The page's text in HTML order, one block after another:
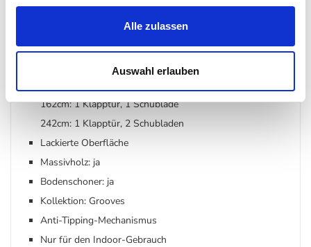
Alle zulassen
Auswahl erlauben
162cm: H 53 x B 162 x T 45 cm / Gewicht 46 kg / max.
242cm: H 53 x B 242 x T 45 cm / Gewicht 69,9 kg / max.
162cm: 1 Klapptür, 1 Schublade
242cm: 1 Klapptür, 2 Schubladen
Lackierte Oberfläche
Massivholz: ja
Bodenschoner: ja
Kollektion: Grooves
Anti-Tipping-Mechanismus
Nur für den Indoor-Gebrauch